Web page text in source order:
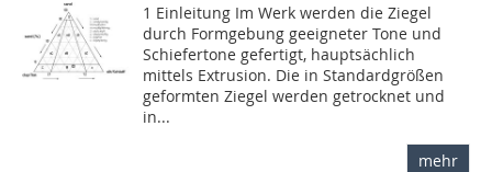
1 Einleitung Im Werk werden die Ziegel
durch Formgebung geeigneter Tone und
Schiefertone gefertigt, hauptsächlich
mittels Extrusion. Die in Standardgrößen
geformten Ziegel werden getrocknet und
in...
mehr